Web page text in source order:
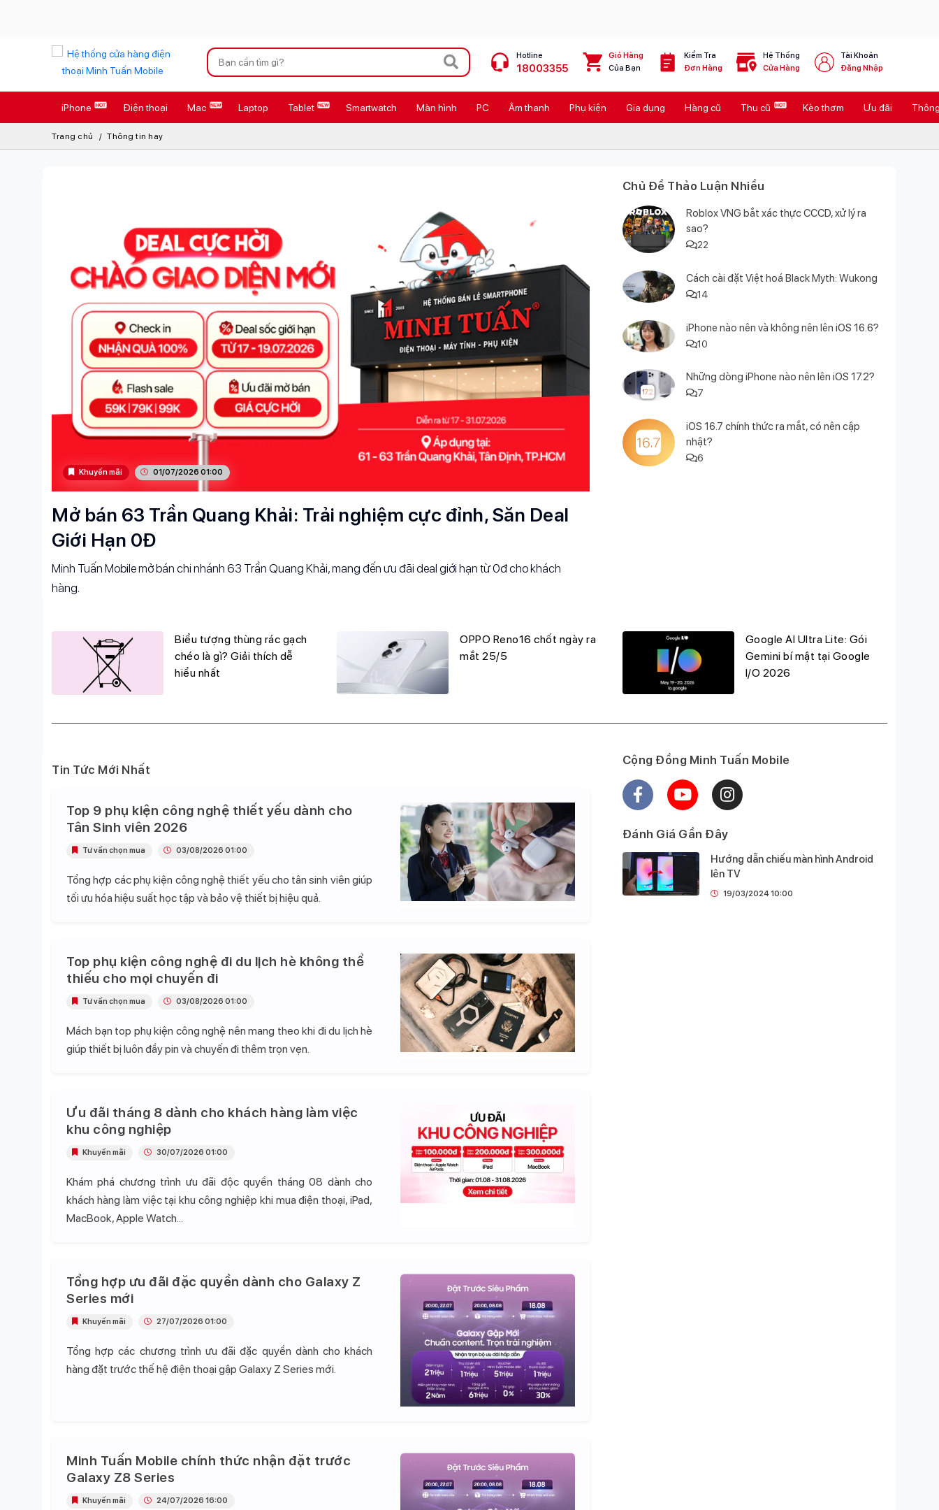
Xu hướng tìm kiếm
iPhone 17 Pro Max
AirTag 2 Mới Galaxy Z8 Series
Osmo Pocket 4 Ốp lưng Apple
Loa Marshall Cốc sạc Apple
Hotline
18003355
Giỏ Hàng
Của Bạn
Kiểm Tra
Đơn Hàng
Hệ Thống
Cửa Hàng
Tài Khoản
Đăng Nhập
iPhone Điện thoại Mac Laptop Tablet Smartwatch Màn hình PC Âm thanh Phụ kiện Gia dụng Hàng cũ Thu cũ Kèo thơm Ưu đãi
Trang chủ Thông tin hay
Khuyến mãi 01/07/2026 01:00
Mở bán 63 Trần Quang Khải: Trải nghiệm cực đỉnh, Săn Deal
Giới Hạn 0Đ
Minh Tuấn Mobile mở bán chi nhánh 63 Trần Quang Khải, mang đến ưu đãi deal giới hạn từ 0đ cho khách
hàng.
Chủ Đề Thảo Luận Nhiều
Roblox VNG bắt xác thực CCCD, xử lý ra
sao?
22
Cách cài đặt Việt hoá Black Myth: Wukong
14
iPhone nào nên và không nên lên iOS 16.6?
10
Những dòng iPhone nào nên lên iOS 17.2?
7
iOS 16.7 chính thức ra mắt, có nên cập
nhật?
6
Biểu tượng thùng rác gạch
chéo là gì? Giải thích dễ
hiểu nhất
OPPO Reno16 chốt ngày ra
mắt 25/5
Google AI Ultra Lite: Gói
Gemini bí mật tại Google
I/O 2026
Tin Tức Mới Nhất
Top 9 phụ kiện công nghệ thiết yếu dành cho
Tân Sinh viên 2026
Tổng hợp các phụ kiện công nghệ thiết yếu cho tân sinh viên giúp
tối ưu hóa hiệu suất học tập và bảo vệ thiết bị hiệu quả.
Tư vấn chọn mua 03/08/2026 01:00
Top phụ kiện công nghệ đi du lịch hè không thể
thiếu cho mọi chuyến đi
Mách bạn top phụ kiện công nghệ nên mang theo khi đi du lịch hè
giúp thiết bị luôn đầy pin và chuyến đi thêm trọn vẹn.
Tư vấn chọn mua 03/08/2026 01:00
Ưu đãi tháng 8 dành cho khách hàng làm việc
khu công nghiệp
Khám phá chương trình ưu đãi độc quyền tháng 08 dành cho
khách hàng làm việc tại khu công nghiệp khi mua điện thoại, iPad,
MacBook, Apple Watch...
Khuyến mãi 30/07/2026 01:00
Tổng hợp ưu đãi đặc quyền dành cho Galaxy Z
Series mới
Tổng hợp các chương trình ưu đãi đặc quyền dành cho khách
hàng đặt trước thế hệ điện thoại gập Galaxy Z Series mới.
Khuyến mãi 27/07/2026 01:00
Minh Tuấn Mobile chính thức nhận đặt trước
Galaxy Z8 Series
Khuyến mãi 24/07/2026 16:00
Cộng Đồng Minh Tuấn Mobile
Đánh Giá Gần Đây
19/03/2024 10:00
Hướng dẫn chiếu màn hình Android
lên TV